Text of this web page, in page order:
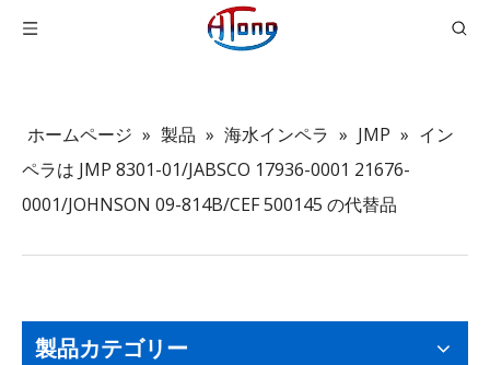
ホームページ » 製品 » 海水インペラ » JMP » イン
ペラは JMP 8301-01/JABSCO 17936-0001 21676-
0001/JOHNSON 09-814B/CEF 500145 の代替品
製品カテゴリー